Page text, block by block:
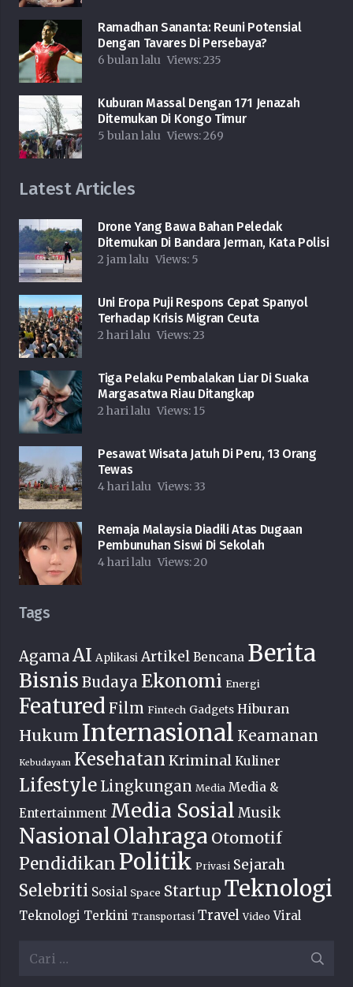
Ramadhan Sananta: Reuni Potensial
Dengan Tavares Di Persebaya?
6 bulan lalu Views:235
Kuburan Massal Dengan 171 Jenazah
Ditemukan Di Kongo Timur
5 bulan lalu Views:269
Latest Articles
Drone Yang Bawa Bahan Peledak
Ditemukan Di Bandara Jerman, Kata Polisi
2 jam lalu Views: 5
Uni Eropa Puji Respons Cepat Spanyol
Terhadap Krisis Migran Ceuta
2 hari lalu Views:23
Tiga Pelaku Pembalakan Liar Di Suaka
Margasatwa Riau Ditangkap
2 hari lalu Views: 15
Pesawat Wisata Jatuh Di Peru, 13 Orang
Tewas
4 hari lalu Views: 33
Remaja Malaysia Diadili Atas Dugaan
Pembunuhan Siswi Di Sekolah
4 hari lalu Views:20
Tags
AgamaAI Aplikasi Artikel Bencana Berita
Bisnis Budaya Ekonomi Energi
Featured Film Fintech Gadgets Hiburan
Hukum Internasional Keamanan
Kebudayaan Kesehatan Kriminal Kuliner
Lifestyle Lingkungan Media Media &
Entertainment Media Sosial Musik
NasionalOlahraga Otomotif
Pendidikan Politik Privasi Sejarah
Selebriti Sosial Space Startup Teknologi
Teknologi Terkini Transportasi Travel Video Viral
Cari